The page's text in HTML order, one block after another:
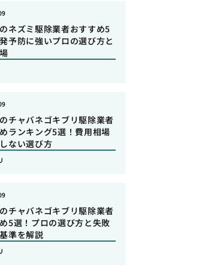
ネズミ駆除業者おすすめ5
予防に強いプロの選び方と
チャバネゴキブリ駆除業者
ランキング5選！費用相場
ない選び方
チャバネゴキブリ駆除業者
5選！プロの選び方と失敗
準を解説